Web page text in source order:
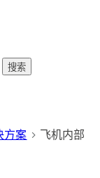
搜索
方案 飞机内部